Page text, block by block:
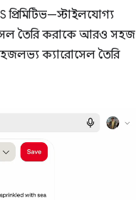
প্রিমিটিভ—স্টাইলযোগ্য
তৈরি করাকে আরও সহজ
ক্যারোসেল তৈরি